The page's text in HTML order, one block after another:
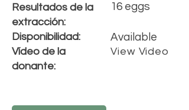
Resultados de la
extracción:
Disponibilidad:
Vídeo de la
donante:
16 eggs
Available
View Video